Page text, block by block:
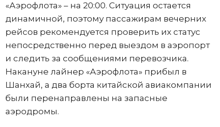
«Аэрофлота» – на 20:00. Ситуация остается
динамичной, поэтому пассажирам вечерних
рейсов рекомендуется проверить их статус
непосредственно перед выездом в аэропорт
и следить за сообщениями перевозчика.
Накануне лайнер «Аэрофлота» прибыл в
Шанхай, а два борта китайской авиакомпании
были перенаправлены на запасные
аэродромы.